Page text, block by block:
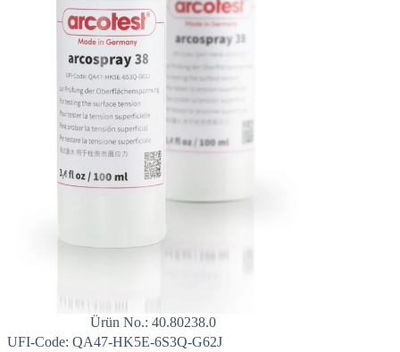
Ürün No.: 40.80238.0
UFI-Code: QA47-HK5E-6S3Q-G62J